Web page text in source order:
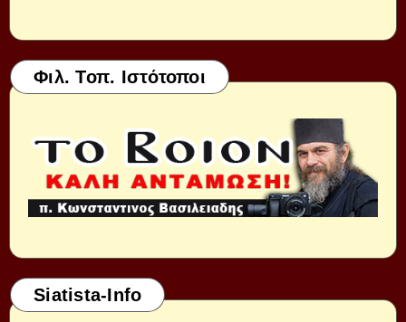
Φιλ. Τοπ. Ιστότοποι
Siatista-Info